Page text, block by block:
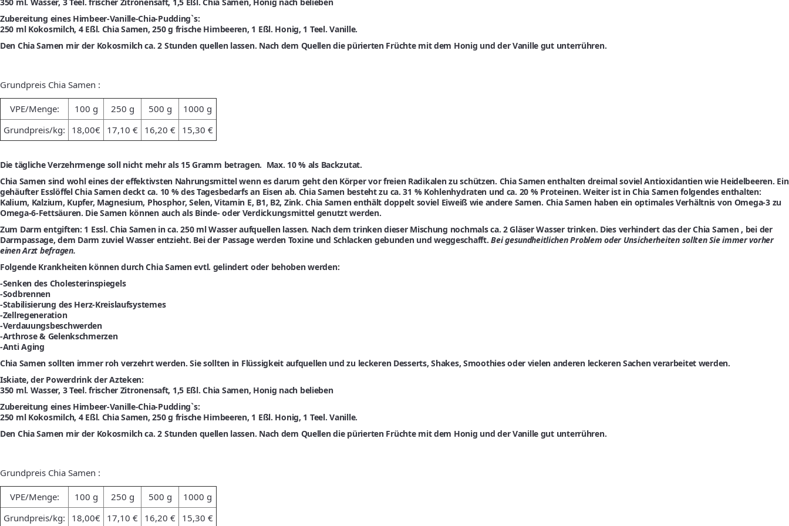
350 ml. Wasser, 3 Teel. frischer Zitronensaft, 1,5 Eßl. Chia Samen, Honig nach belieben
Zubereitung eines Himbeer-Vanille-Chia-Pudding`s:
250 ml Kokosmilch, 4 Eßl. Chia Samen, 250 g frische Himbeeren, 1 Eßl. Honig, 1 Teel. Vanille.
Den Chia Samen mir der Kokosmilch ca. 2 Stunden quellen lassen. Nach dem Quellen die pürierten Früchte mit dem Honig und der Vanille gut unterrühren.
Grundpreis Chia Samen :
VPE/Menge: 100 g 250 g 500 g
1000 g
Grundpreis/kg:
18,00€ 17,10 € 16,20 € 15,30 €
Die tägliche Verzehrmenge soll nicht mehr als 15 Gramm betragen. Max. 10 % als Backzutat.
Chia Samen sind wohl eines der effektivsten Nahrungsmittel wenn es darum geht den Körper vor freien Radikalen zu schützen. Chia Samen enthalten dreimal soviel Antioxidantien wie Heidelbeeren. Ein
gehäufter Esslöffel Chia Samen deckt ca. 10 % des Tagesbedarfs an Eisen ab. Chia Samen besteht zu ca. 31 % Kohlenhydraten und ca. 20 % Proteinen. Weiter ist in Chia Samen folgendes enthalten:
Kalium, Kalzium, Kupfer, Magnesium, Phosphor, Selen, Vitamin E, B1, B2, Zink. Chia Samen enthält doppelt soviel Eiweiß wie andere Samen. Chia Samen haben ein optimales Verhältnis von Omega-3 zu
Omega-6-Fettsäuren. Die Samen können auch als Binde- oder Verdickungsmittel genutzt werden.
Zum Darm entgiften: 1 Essl. Chia Samen in ca. 250 ml Wasser aufquellen lassen. Nach dem trinken dieser Mischung nochmals ca. 2 Gläser Wasser trinken. Dies verhindert das der Chia Samen , bei der
Darmpassage, dem Darm zuviel Wasser entzieht. Bei der Passage werden Toxine und Schlacken gebunden und weggeschafft.Bei gesundheitlichen Problem oder Unsicherheiten sollten Sie immer vorher
einen Arzt befragen.
Folgende Krankheiten können durch Chia Samen evtl. gelindert oder behoben werden:
-Senken des Cholesterinspiegels
-Sodbrennen
-Stabilisierung des Herz-Kreislaufsystemes
-Zellregeneration
-Verdauungsbeschwerden
-Arthrose & Gelenkschmerzen
-Anti Aging
Chia Samen sollten immer roh verzehrt werden. Sie sollten in Flüssigkeit aufquellen und zu leckeren Desserts, Shakes, Smoothies oder vielen anderen leckeren Sachen verarbeitet werden.
Iskiate, der Powerdrink der Azteken:
350 ml. Wasser, 3 Teel. frischer Zitronensaft, 1,5 Eßl. Chia Samen, Honig nach belieben
Zubereitung eines Himbeer-Vanille-Chia-Pudding`s:
250 ml Kokosmilch, 4 Eßl. Chia Samen, 250 g frische Himbeeren, 1 Eßl. Honig, 1 Teel. Vanille.
Den Chia Samen mir der Kokosmilch ca. 2 Stunden quellen lassen. Nach dem Quellen die pürierten Früchte mit dem Honig und der Vanille gut unterrühren.
Grundpreis Chia Samen :
VPE/Menge: 100 g 250 g 500 g
1000 g
Grundpreis/kg:
18,00€ 17,10 € 16,20 € 15,30 €